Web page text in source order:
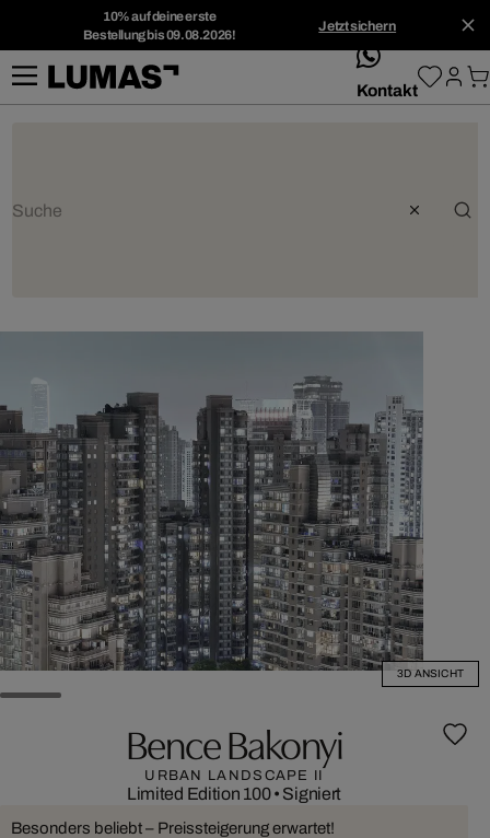
10% auf deine erste
Bestellung bis 09.08.2026!
Jetzt sichern
whatsApp
Kontakt
3D ANSICHT
Bence Bakonyi
URBAN LANDSCAPE II
Limited Edition 100• Signiert
Besonders beliebt – Preissteigerung erwartet!